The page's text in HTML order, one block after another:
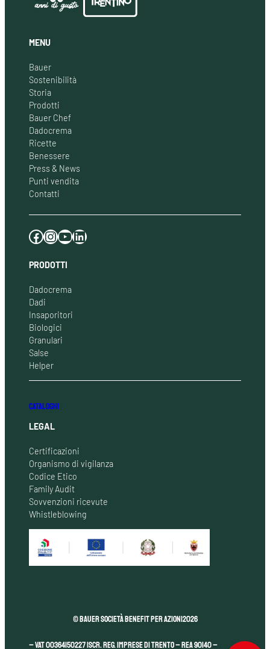
MENU
Bauer
Sostenibilità
Storia
Prodotti
Bauer Chef
Dadocrema
Ricette
Benessere
Press & News
Punti vendita
Contatti
Facebook Instagram YouTube LinkedIn
PRODOTTI
Dadocrema
Dadi
Insaporitori
Biologici
Granulari
Salse
Helper
CATALOGHI
LEGAL
Certificazioni
Organismo di vigilanza
Codice Etico
Family Audit
Sovvenzioni ricevute
Whistleblowing
© Bauer Società Benefit per Azioni2026
– VAT 00364150227 Iscr. Reg. Imprese di Trento – REA 90140 –